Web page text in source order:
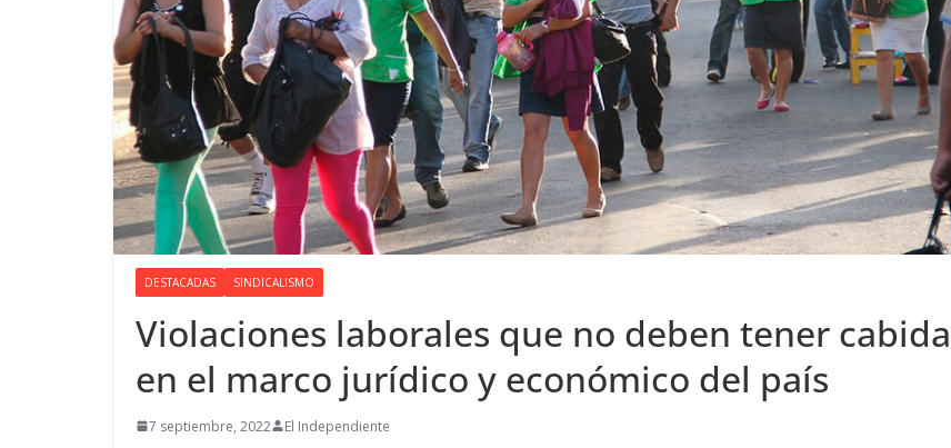
DESTACADAS SINDICALISMO
Violaciones laborales que no deben tener cabida
en el marco jurídico y económico del país
7 septiembre, 2022 El Independiente